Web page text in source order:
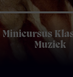
Minicursus
Muziek